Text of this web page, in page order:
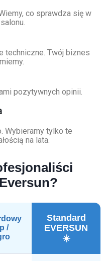
co sprawdza się w
techniczne. Twój biznes
pozytywnych opinii.
Wybieramy tylko te
na lata.
/
Standard
EVERSUN
☀️